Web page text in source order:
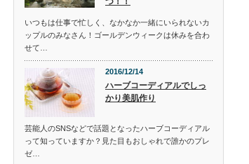
いつもは仕事で忙しく、なかなか一緒にいられないカ
ップルのみなさん！ゴールデンウィークは休みを合わ
せて…
2016/12/14
ハーブコーディアルでしっ
かり美肌作り
芸能人のSNSなどで話題となったハーブコーディアル
って知っていますか？見た目もおしゃれで誰かのプレ
ゼ…